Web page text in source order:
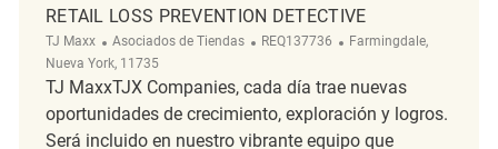
RETAIL LOSS PREVENTION DETECTIVE
TJ Maxx Categoría
Asociados de Tiendas ReqId
REQ137736 Ubicación
Farmingdale,
Nueva York, 11735
TJ MaxxTJX Companies, cada día trae nuevas
oportunidades de crecimiento, exploración y logros.
Será incluido en nuestro vibrante equipo que